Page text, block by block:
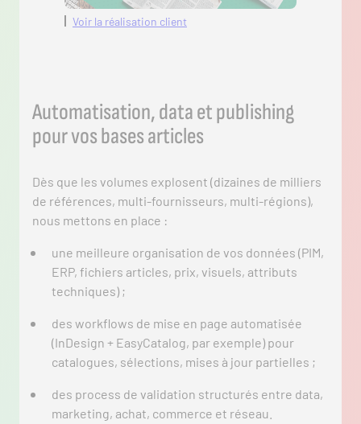
Voir la réalisation client
Automatisation, data et publishing
pour vos bases articles
Dès que les volumes explosent (dizaines de milliers
de références, multi-fournisseurs, multi-régions),
nous mettons en place :
une meilleure organisation de vos données (PIM,
ERP, fichiers articles, prix, visuels, attributs
techniques) ;
des workflows de mise en page automatisée
(InDesign + EasyCatalog, par exemple) pour
catalogues, sélections, mises à jour partielles ;
des process de validation structurés entre data,
marketing, achat, commerce et réseau.